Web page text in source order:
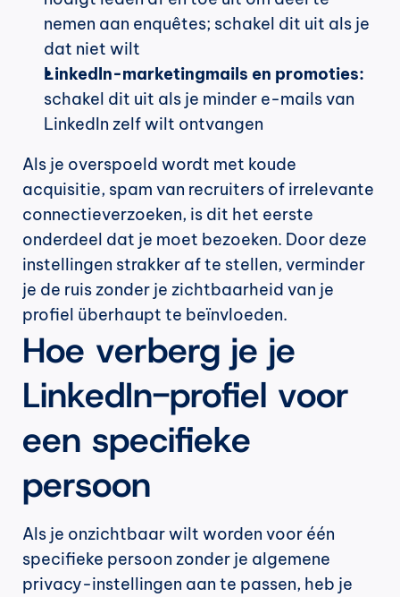
nemen aan enquêtes; schakel dit uit als je
dat niet wilt
LinkedIn-marketingmails en promoties:
schakel dit uit als je minder e-mails van
LinkedIn zelf wilt ontvangen
Als je overspoeld wordt met koude
acquisitie, spam van recruiters of irrelevante
connectieverzoeken, is dit het eerste
onderdeel dat je moet bezoeken. Door deze
instellingen strakker af te stellen, verminder
je de ruis zonder je zichtbaarheid van je
profiel überhaupt te beïnvloeden.
Hoe verberg je je
LinkedIn-profiel voor
een specifieke
persoon
Als je onzichtbaar wilt worden voor één
specifieke persoon zonder je algemene
privacy-instellingen aan te passen, heb je